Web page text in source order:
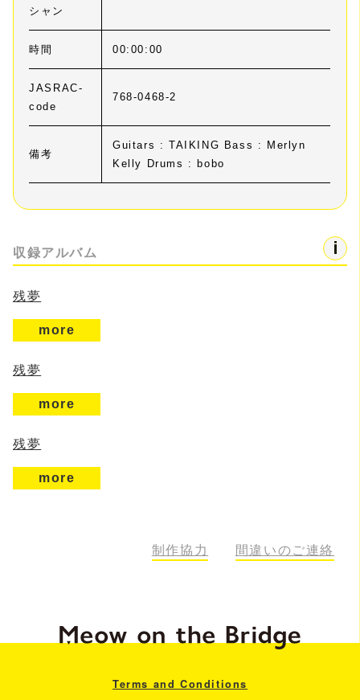
シャン
時間 00:00:00
JASRAC-
code
768-0468-2
備考
Guitars : TAIKING Bass : Merlyn
Kelly Drums : bobo
収録アルバム
残夢
more
残夢
more
残夢
more
制作協力 間違いのご連絡
Terms and Conditions